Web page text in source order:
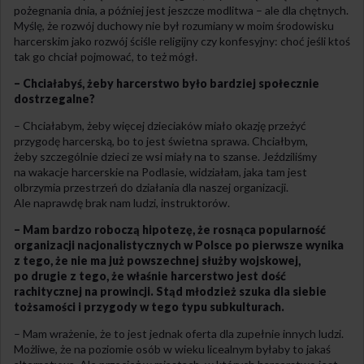
pożegnania dnia, a później jest jeszcze modlitwa – ale dla chętnych.
Myślę, że rozwój duchowy nie był rozumiany w moim środowisku
harcerskim jako rozwój ściśle religijny czy konfesyjny: choć jeśli ktoś
tak go chciał pojmować, to też mógł.
– Chciałabyś, żeby harcerstwo było bardziej społecznie
dostrzegalne?
– Chciałabym, żeby więcej dzieciaków miało okazję przeżyć
przygodę harcerską, bo to jest świetna sprawa. Chciałbym,
żeby szczególnie dzieci ze wsi miały na to szanse. Jeździliśmy
na wakacje harcerskie na Podlasie, widziałam, jaka tam jest
olbrzymia przestrzeń do działania dla naszej organizacji.
Ale naprawdę brak nam ludzi, instruktorów.
– Mam bardzo roboczą hipotezę, że rosnąca popularność
organizacji nacjonalistycznych w Polsce po pierwsze wynika
z tego, że nie ma już powszechnej służby wojskowej,
po drugie z tego, że właśnie harcerstwo jest dość
rachitycznej na prowincji. Stąd młodzież szuka dla siebie
tożsamości i przygody w tego typu subkulturach.
– Mam wrażenie, że to jest jednak oferta dla zupełnie innych ludzi.
Możliwe, że na poziomie osób w wieku licealnym byłaby to jakaś